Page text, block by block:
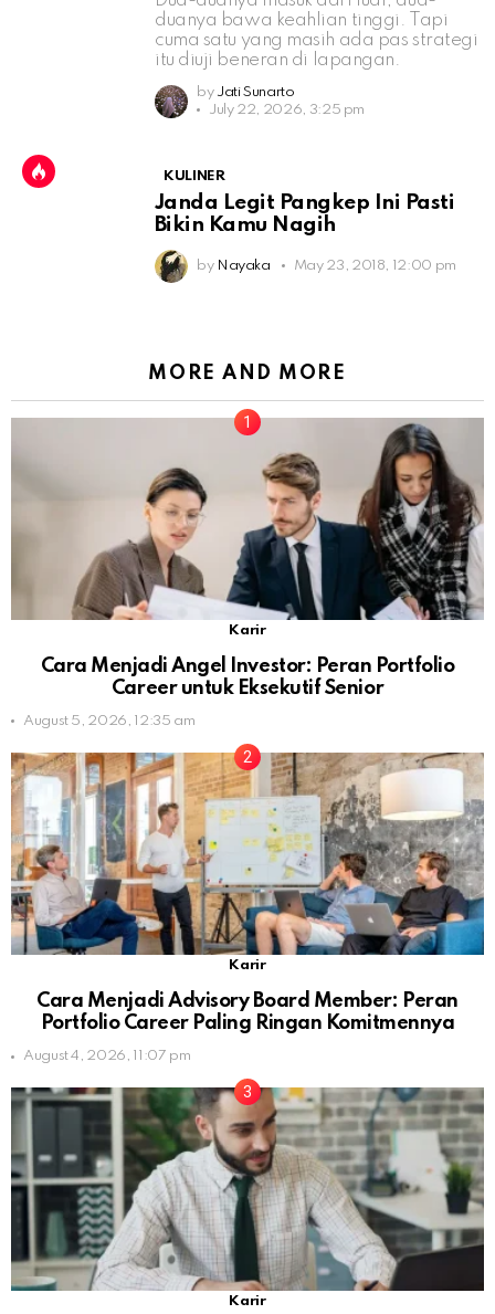
duanya bawa keahlian tinggi. Tapi
cuma satu yang masih ada pas strategi
itu diuji beneran di lapangan.
by Jati Sunarto
July 22, 2026, 3:25 pm
KULINER
Janda Legit Pangkep Ini Pasti
Bikin Kamu Nagih
by Nayaka May 23, 2018, 12:00 pm
MORE AND MORE
Karir
Cara Menjadi Angel Investor: Peran Portfolio
Career untuk Eksekutif Senior
August 5, 2026, 12:35 am
Karir
Cara Menjadi Advisory Board Member: Peran
Portfolio Career Paling Ringan Komitmennya
August 4, 2026, 11:07 pm
Karir